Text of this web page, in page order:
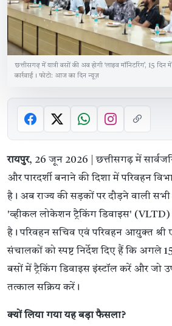
छत्तीसगढ़ में यात्री बसों की अब होगी ‘लाइव मॉनिटरिंग’, 15 दिन
कार्रवाई। फोटो: आज का दिन न्यूज़
रायपुर, 26 जून 2026 | छत्तीसगढ़ में
और पारदर्शी बनाने की दिशा में परिवहन
है। अब राज्य की सड़कों पर दौड़ने वाली सभी
'व्हीकल लोकेशन ट्रैकिंग डिवाइस' (VLTD)
है। परिवहन सचिव एवं परिवहन आयुक्त श्री
संचालकों को स्पष्ट निर्देश दिए हैं कि अगले
बसों में ट्रैकिंग डिवाइस इंस्टॉल करें और जो
तत्काल सक्रिय करें।
क्यों लिया गया यह बड़ा फैसला?